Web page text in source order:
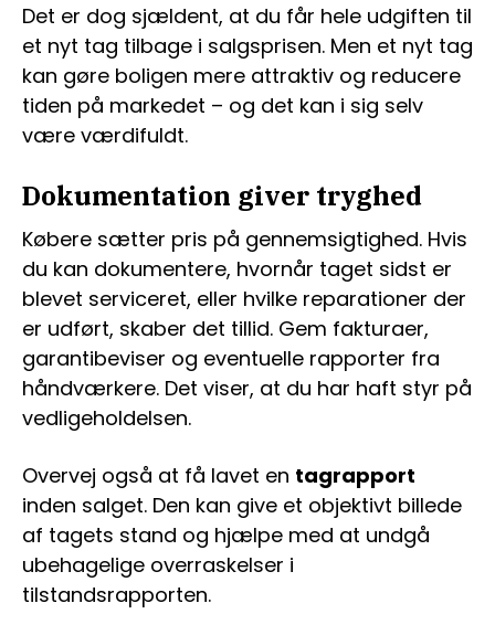
Det er dog sjældent, at du får hele udgiften til
et nyt tag tilbage i salgsprisen. Men et nyt tag
kan gøre boligen mere attraktiv og reducere
tiden på markedet – og det kan i sig selv
være værdifuldt.
Dokumentation giver tryghed
Købere sætter pris på gennemsigtighed. Hvis
du kan dokumentere, hvornår taget sidst er
blevet serviceret, eller hvilke reparationer der
er udført, skaber det tillid. Gem fakturaer,
garantibeviser og eventuelle rapporter fra
håndværkere. Det viser, at du har haft styr på
vedligeholdelsen.
Overvej også at få lavet en tagrapport
inden salget. Den kan give et objektivt billede
af tagets stand og hjælpe med at undgå
ubehagelige overraskelser i
tilstandsrapporten.